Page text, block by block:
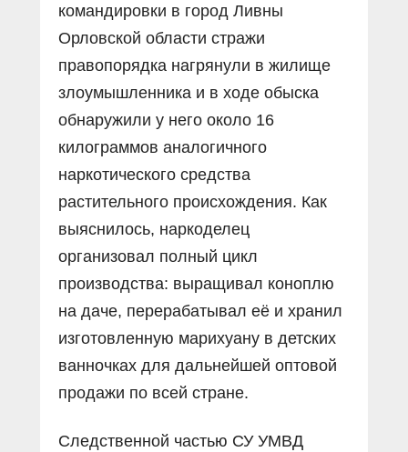
командировки в город Ливны
Орловской области стражи
правопорядка нагрянули в жилище
злоумышленника и в ходе обыска
обнаружили у него около 16
килограммов аналогичного
наркотического средства
растительного происхождения. Как
выяснилось, наркоделец
организовал полный цикл
производства: выращивал коноплю
на даче, перерабатывал её и хранил
изготовленную марихуану в детских
ванночках для дальнейшей оптовой
продажи по всей стране.
Следственной частью СУ УМВД